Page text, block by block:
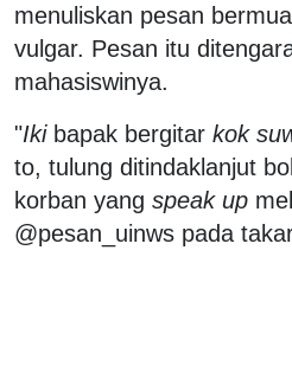
menuliskan pesan
vulgar. Pesan itu
mahasiswinya.
"Ikibapak bergitar kok
to, tulung ditindaklanjut
korban yang speak up
@pesan_uinws pada